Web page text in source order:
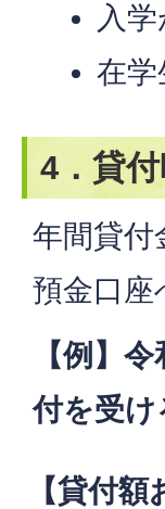
入
在
4．貸
年間貸付
預金口座
【例】
付を受け
【貸付額